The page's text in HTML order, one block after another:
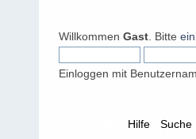
Willkommen Gast . Bitte
Einloggen mit
Hilfe Suche